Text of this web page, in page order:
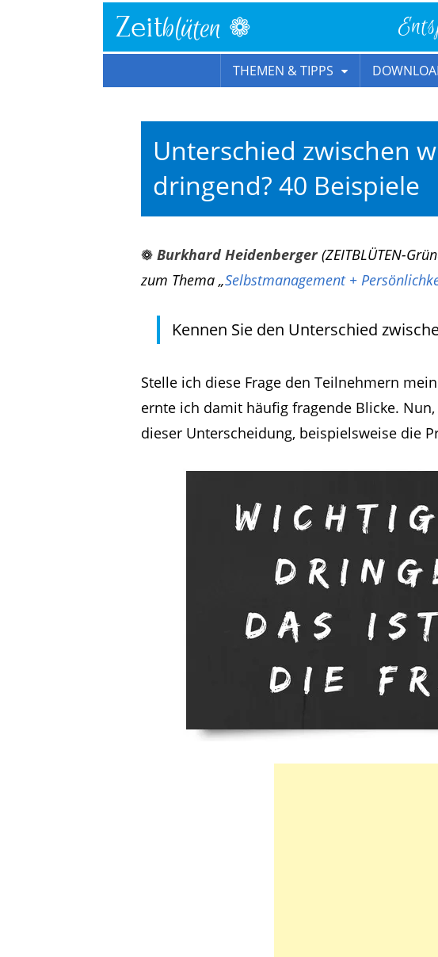
Zeitblüten ❁
THEMEN & TIPPS
Unterschied zwischen
dringend? 40 Beispiele
❁ Burkhard Heidenberger(ZEITBLÜTEN-
zum Thema „Selbstmanagement +
Kennen Sie den Unterschied
Stelle ich diese Frage den Teilnehmern
ernte ich damit häufig fragende Blicke.
dieser Unterscheidung, beispielsweise die